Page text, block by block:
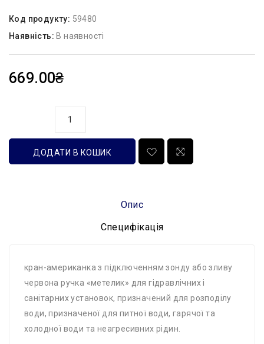
Код продукту: 59480
Наявність: В наявності
669.00₴
ДОДАТИ В КОШИК
Опис
Специфікація
кран-американка з підключенням зонду або зливу
червона ручка «метелик» для гідравлічних і
санітарних установок, призначений для розподілу
води, призначеної для питної води, гарячої та
холодної води та неагресивних рідин.